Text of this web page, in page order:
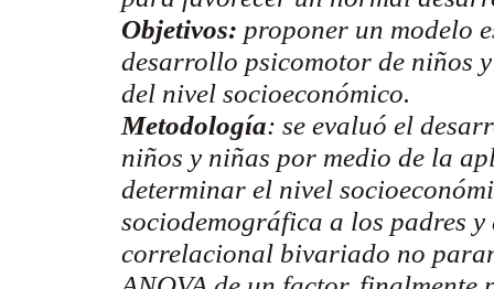
Objetivos: proponer un modelo
desarrollo psicomotor de niños
del nivel socioeconómico.
Metodología: se evaluó el
niños y niñas por medio de la
determinar el nivel
sociodemográfica a los padres
correlacional bivariado no